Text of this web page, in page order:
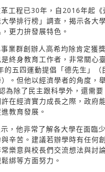
工程已30年，自2016年起《
學排行榜」調查，揭示各大
更力拚發展特色。
業群創辦人高希均除肯定獲
終身教育工作者，非常關心
的五四運動提倡「德先生」（
）。但他以經濟學者的角度，
為除了民主跟科學外，還需要
在經濟實力成長之際，政府
教育發展。
，他非常了解各大學在面臨
辛苦。建議若辦學時有任何
樂意與校長們交流想法與討
綁等方面努力。